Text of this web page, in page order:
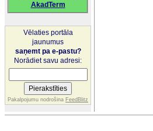
AkadTerm
Vēlaties portāla
jaunumus
saņemt pa e-pastu?
Norādiet savu adresi:
Pakalpojumu nodrošina FeedBlitz